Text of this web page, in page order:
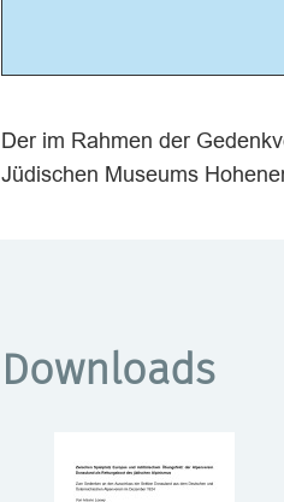
Der im Rahmen der
Jüdischen Museums
Downloads